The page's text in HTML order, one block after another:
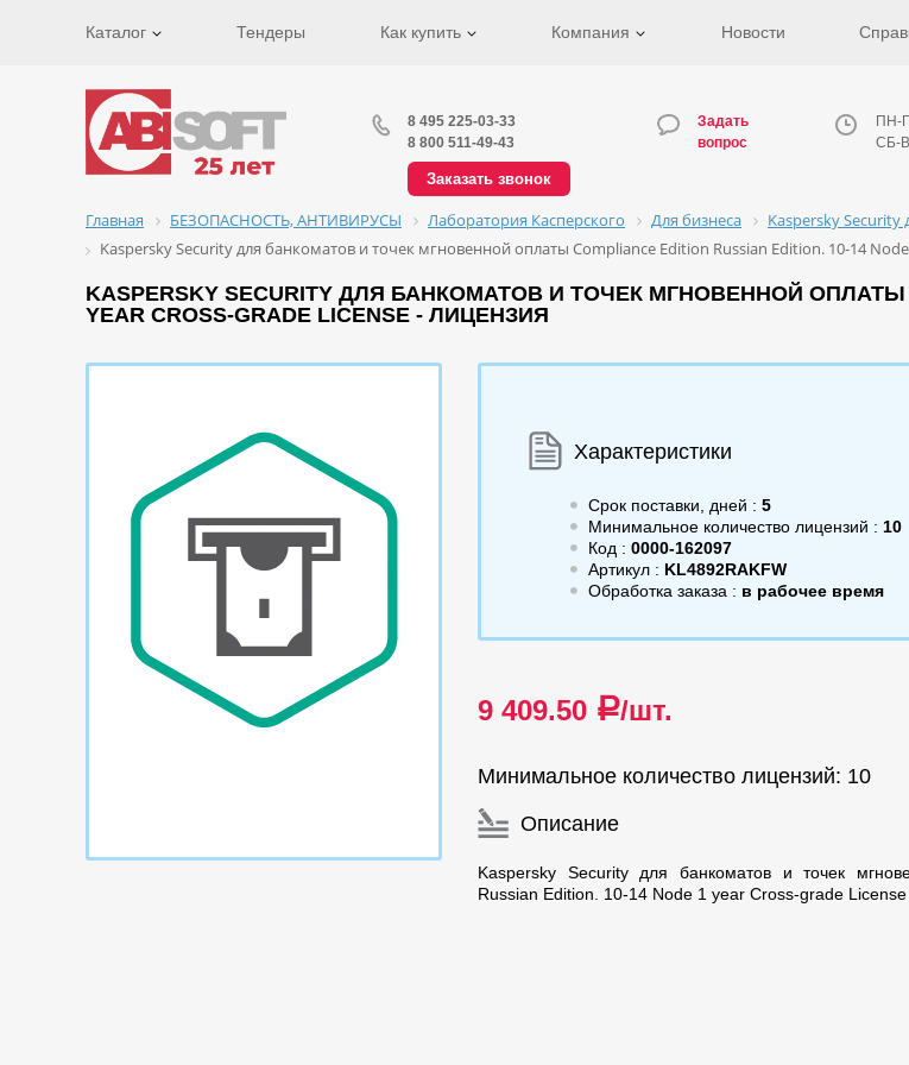
Каталог Тендеры Как купить Компания Новости
8 495 225-03-33
8 800 511-49-43
Заказать звонок
Задать
вопрос
ПН-
СБ-
Главная БЕЗОПАСНОСТЬ, АНТИВИРУСЫ Лаборатория Касперского Для бизнеса
Kaspersky
Kaspersky Security для банкоматов и точек мгновенной оплаты Compliance Edition Russian Edition. 10-14
KASPERSKY SECURITY ДЛЯ БАНКОМАТОВ И ТОЧЕК МГНОВЕННОЙ ОПЛАТЫ
YEAR CROSS-GRADE LICENSE - ЛИЦЕНЗИЯ
Характеристики
Срок поставки, дней : 5
Минимальное количество лицензий : 10
Код : 0000-162097
Артикул : KL4892RAKFW
Обработка заказа : в рабочее время
9 409.50 a/шт.
Минимальное количество лицензий: 10
Описание
Kaspersky Security для банкоматов и точек
Russian Edition. 10-14 Node 1 year Cross-grade